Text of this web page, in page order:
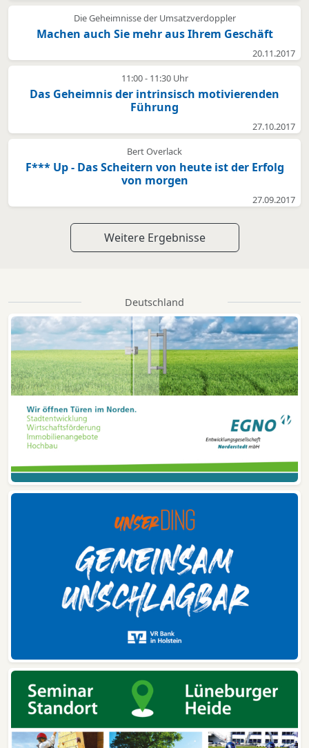
Die Geheimnisse der Umsatzverdoppler
Machen auch Sie mehr aus Ihrem Geschäft
20.11.2017
11:00 - 11:30 Uhr
Das Geheimnis der intrinsisch motivierenden
Führung
27.10.2017
Bert Overlack
F*** Up - Das Scheitern von heute ist der Erfolg
von morgen
27.09.2017
Weitere Ergebnisse
Deutschland